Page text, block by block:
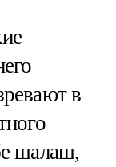
в
шалаш,